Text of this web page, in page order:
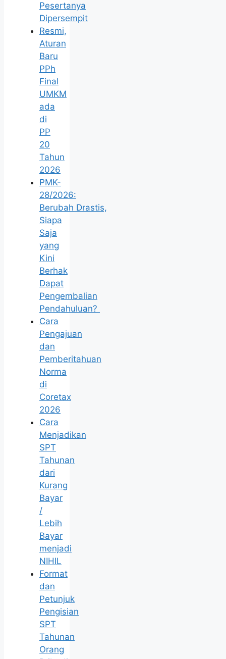
Pesertanya
Dipersempit
Resmi,
Aturan
Baru
PPh
Final
UMKM
ada
di
PP
20
Tahun
2026
PMK-
28/2026:
Berubah Drastis,
Siapa
Saja
yang
Kini
Berhak
Dapat
Pengembalian
Pendahuluan?
Cara
Pengajuan
dan
Pemberitahuan
Norma
di
Coretax
2026
Cara
Menjadikan
SPT
Tahunan
dari
Kurang
Bayar
/
Lebih
Bayar
menjadi
NIHIL
Format
dan
Petunjuk
Pengisian
SPT
Tahunan
Orang